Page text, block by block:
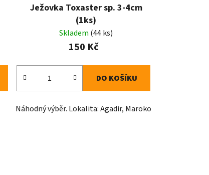
t
Ježovka Toxaster sp. 3-4cm
(1ks)
Skladem (44 ks)
150 Kč
DO KOŠÍKU
Náhodný výběr. Lokalita: Agadir, Maroko